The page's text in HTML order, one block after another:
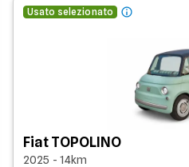
Usato selezionato
Fiat TOPOLINO
2025 - 14km